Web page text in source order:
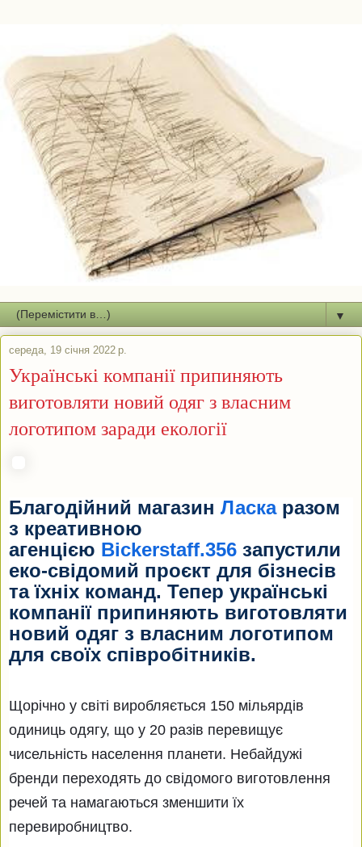
▼
середа, 19 січня 2022 р.
Українські компанії припиняють
виготовляти новий одяг з власним
логотипом заради екології
Благодійний магазин Ласкаразом
з креативною
агенцією Bickerstaff.356 запустили
еко-свідомий проєкт для бізнесів
та їхніх команд. Тепер українські
компанії припиняють виготовляти
новий одяг з власним логотипом
для своїх співробітників.
Щорічно у світі виробляється 150 мільярдів
одиниць одягу, що у 20 разів перевищує
чисельність населення планети. Небайдужі
бренди переходять до свідомого виготовлення
речей та намагаються зменшити їх
перевиробництво.